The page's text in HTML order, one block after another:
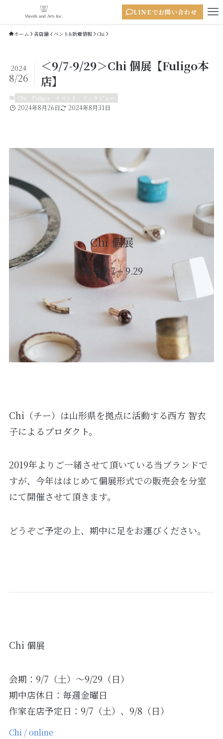
LINEでお問い合わせ
ホーム 各店舗イベント&新着情報 Chi
＜9/7-9/29＞Chi 個展【Fuligo本
店】
2024
8/26
Chi Fuligo イベント インタビュー
2024年8月26日 2024年8月31日
Chi 個展
2024.9.7 – 9.29
Chi（チー）は山形県を拠点に活動する西方 智衣
子によるプロダクト。
2019年よりご一緒させて頂いている当ブランドで
すが、今年ははじめて個展形式での販売会を分室
にて開催させて頂きます。
どうぞご予定の上、期中に足をお運びください。
Chi 個展
会期：9/7（土）～9/29（日）
期中店休日：毎週金曜日
作家在店予定日：9/7（土）、9/8（日）
Chi / online